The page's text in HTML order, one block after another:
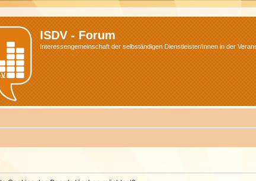
ISDV - Forum
Interessengemeinschaft der selbständigen Dienstleister/Innen in der